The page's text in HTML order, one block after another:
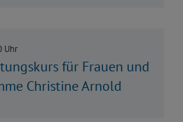
Uhr
für Frauen und
Christine Arnold